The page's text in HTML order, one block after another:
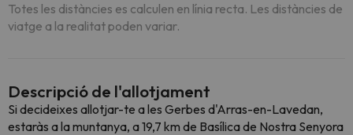
Totes les distàncies es calculen en línia recta. Les distàncies de
viatge a la realitat poden variar.
Descripció de l'allotjament
Si decideixes allotjar-te a les Gerbes d'Arras-en-Lavedan,
estaràs a la muntanya, a 19,7 km de Basílica de Nostra Senyora